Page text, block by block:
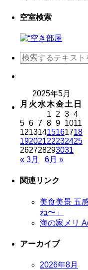
空室検索
2025年5月
月 火 水木金土 日
1
2 3 4
5 6 7 8 9 1011
12131415161718
19202122232425
262728293031
« 3月
6月 »
関連リンク
美食美景 五
ね〜」
海の家メリ
アーカイブ
2026年8月